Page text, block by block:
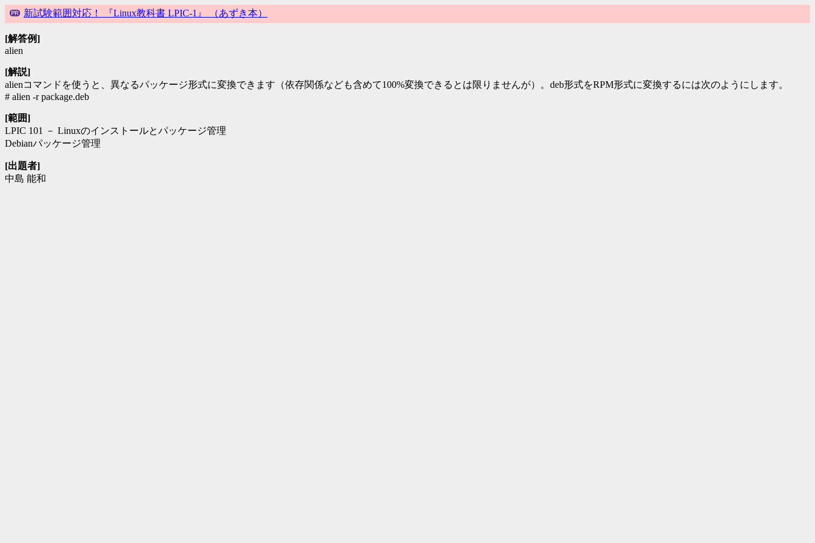
新試験範囲対応！ 『Linux教科書 LPIC-1』 （あずき本）
[解答例]
alien
[解説]
alienコマンドを使うと、異なるパッケージ形式に変換できます（依存関係なども含めて100%変換できるとは限りませんが）。deb形式をRPM形式に変換するには次のようにします。
# alien -r package.deb
[範囲]
LPIC 101 － Linuxのインストールとパッケージ管理
Debianパッケージ管理
[出題者]
中島 能和